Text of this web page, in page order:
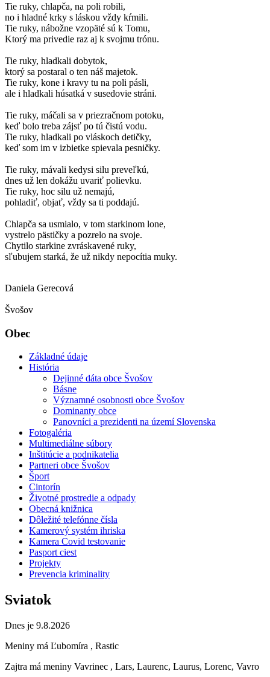
Tie ruky, chlapča, na poli robili,
no i hladné krky s láskou vždy kŕmili.
Tie ruky, nábožne vzopäté sú k Tomu,
Ktorý ma privedie raz aj k svojmu trónu.
Tie ruky, hladkali dobytok,
ktorý sa postaral o ten náš majetok.
Tie ruky, kone i kravy tu na poli pásli,
ale i hladkali húsatká v susedovie stráni.
Tie ruky, máčali sa v priezračnom potoku,
keď bolo treba zájsť po tú čistú vodu.
Tie ruky, hladkali po vláskoch detičky,
keď som im v izbietke spievala pesničky.
Tie ruky, mávali kedysi silu preveľkú,
dnes už len dokážu uvariť polievku.
Tie ruky, hoc silu už nemajú,
pohladiť, objať, vždy sa ti poddajú.
Chlapča sa usmialo, v tom starkinom lone,
vystrelo pästičky a pozrelo na svoje.
Chytilo starkine zvráskavené ruky,
sľubujem starká, že už nikdy nepocítia muky.
Daniela Gerecová
Švošov
Obec
Základné údaje
História
Dejinné dáta obce Švošov
Básne
Významné osobnosti obce Švošov
Dominanty obce
Panovníci a prezidenti na území Slovenska
Fotogaléria
Multimediálne súbory
Inštitúcie a podnikatelia
Partneri obce Švošov
Šport
Cintorín
Životné prostredie a odpady
Obecná knižnica
Dôležité telefónne čísla
Kamerový systém ihriska
Kamera Covid testovanie
Pasport ciest
Projekty
Prevencia kriminality
Sviatok
Dnes je 9.8.2026
Meniny má Ľubomíra , Rastic
Zajtra má meniny Vavrinec , Lars, Laurenc, Laurus, Lorenc, Vavro